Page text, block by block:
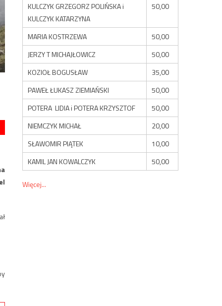
KULCZYK GRZEGORZ POLIŃSKA i
KULCZYK KATARZYNA
50,00
MARIA KOSTRZEWA
50,00
JERZY T MICHAJŁOWICZ
50,00
KOZIOŁ BOGUSŁAW
35,00
PAWEŁ ŁUKASZ ZIEMIAŃSKI
50,00
POTERA LIDIA i POTERA KRZYSZTOF
50,00
NIEMCZYK MICHAŁ
20,00
SŁAWOMIR PIĄTEK
10,00
KAMIL JAN KOWALCZYK
50,00
Więcej...